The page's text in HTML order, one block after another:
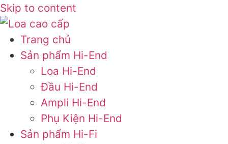
Skip to content
Trang chủ
Sản phẩm Hi-End
Loa Hi-End
Đầu Hi-End
Ampli Hi-End
Phụ Kiện Hi-End
Sản phẩm Hi-Fi